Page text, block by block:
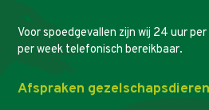
Voor spoedgevallen zijn wij 24 uur
per week telefonisch bereikbaar.
Afspraken gezelschapsdieren